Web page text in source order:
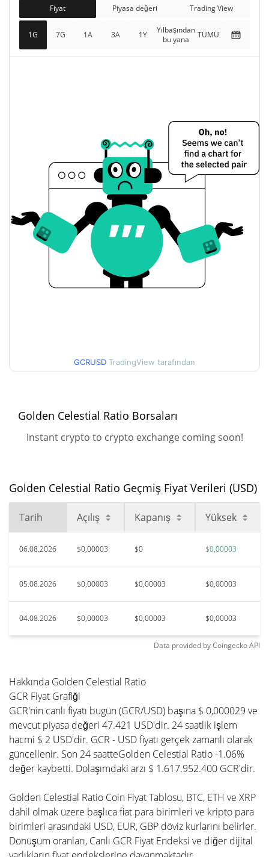
Tamamen Seyreltilmiş
Piyasa değeri
0.02%
Dünkü Açılış / Kapanış
$0,000029294858 /
$0,000029312364
Dünkü Değişim
Dünkü Hacim
Bitcoin Fiyat Geçmişi
7g Düşük/7g Yüksek
$0,000029897041
90g Düşük/90g Yüksek
$0,00002918952 /
$0,000029897041
Yüksek
$0,000029897041
Tüm Zamanlar Yüksek
$0,00824122
Tüm Zamanlar Düşük
Haz 6, 2026 (2 ay önce)
$0,00002803
4.57%
Fiyat Piyasa değeri Trading View
1G 7G 1A 3A 1Y
Yılbaşından
bu yana
TÜMÜ
GCRUSD TradingView tarafından
Golden Celestial Ratio Borsaları
Instant crypto to crypto exchange coming soon!
Golden Celestial Ratio Geçmiş Fiyat Verileri (USD)
Tarih Açılış Kapanış Yüksek
06.08.2026 $0,00003 $0 $0,00003
05.08.2026 $0,00003 $0,00003 $0,00003
04.08.2026 $0,00003 $0,00003 $0,00003
Data provided byCoingeckoAPI
Hakkında Golden Celestial Ratio
GCR Fiyat Grafiği
GCR'nin canlı fiyatı bugün (GCR/USD) başına $ 0,000029 ve
mevcut piyasa değeri 47.421 USD'dir. 24 saatlik işlem
hacmi $ 2 USD'dir. GCR - USD fiyatı gerçek zamanlı olarak
güncellenir. Son 24 saatteGolden Celestial Ratio -1.06%
değer kaybetti. Dolaşımdaki arzı $ 1.617.952.400 GCR'dir.
Golden Celestial Ratio Coin Fiyat Tablosu, BTC, ETH ve XRP
dahil olmak üzere başlıca fiat para birimleri ve kripto para
birimleri arasındaki USD, EUR, GBP döviz kurlarını belirler.
Dönüşüm oranları, Canlı GCR Fiyat Endeksi ve diğer dijital